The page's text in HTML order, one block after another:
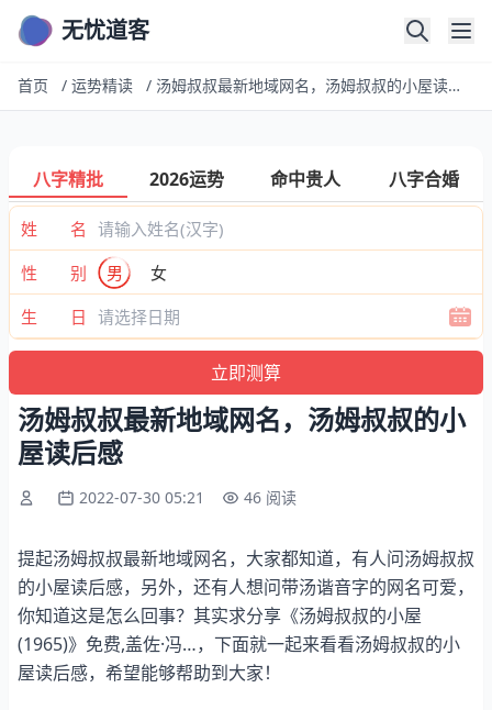
无忧道客
首页 / 运势精读 / 汤姆叔叔最新地域网名，汤姆叔叔的小屋读后感
八字精批 2026运势 命中贵人 八字合婚
姓 名
性 别
男
女
生 日
汤姆叔叔最新地域网名，汤姆叔叔的小
屋读后感
2022-07-30 05:21 46 阅读
提起汤姆叔叔最新地域网名，大家都知道，有人问汤姆叔叔
的小屋读后感，另外，还有人想问带汤谐音字的网名可爱，
你知道这是怎么回事？其实求分享《汤姆叔叔的小屋
(1965)》免费,盖佐·冯…，下面就一起来看看汤姆叔叔的小
屋读后感，希望能够帮助到大家！